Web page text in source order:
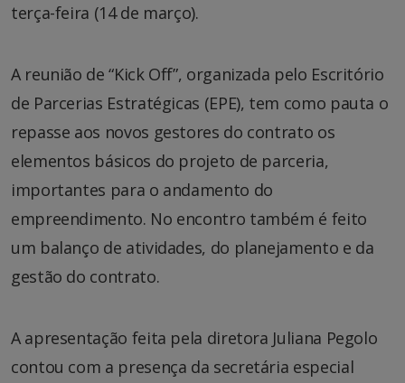
terça-feira (14 de março).
A reunião de “Kick Off”, organizada pelo Escritório
de Parcerias Estratégicas (EPE), tem como pauta o
repasse aos novos gestores do contrato os
elementos básicos do projeto de parceria,
importantes para o andamento do
empreendimento. No encontro também é feito
um balanço de atividades, do planejamento e da
gestão do contrato.
A apresentação feita pela diretora Juliana Pegolo
contou com a presença da secretária especial